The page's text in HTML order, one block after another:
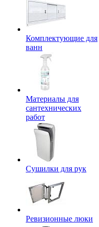
Комплектующие для
ванн
Материалы для
сантехнических
работ
Сушилки для рук
Ревизионные люки